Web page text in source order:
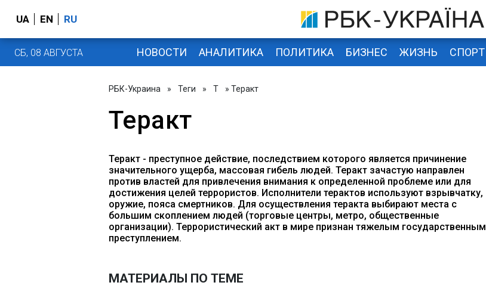
UA EN RU
СБ, 08 АВГУСТА НОВОСТИ АНАЛИТИКА ПОЛИТИКА БИЗНЕС ЖИЗНЬ СПОРТ
РБК-Украина » Теги » Т » Теракт
Теракт
Теракт - преступное действие, последствием которого является причинение
значительного ущерба, массовая гибель людей. Теракт зачастую направлен
против властей для привлечения внимания к определенной проблеме или для
достижения целей террористов. Исполнители терактов используют взрывчатку,
оружие, пояса смертников. Для осуществления теракта выбирают места с
большим скоплением людей (торговые центры, метро, общественные
организации). Террористический акт в мире признан тяжелым государственным
преступлением.
МАТЕРИАЛЫ ПО ТЕМЕ